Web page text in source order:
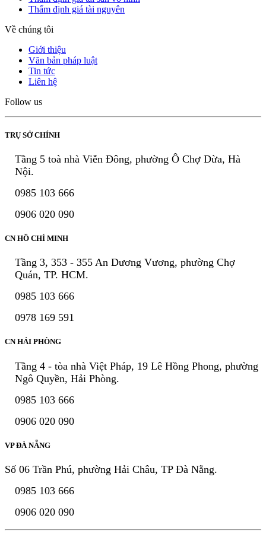
Thẩm định giá tài nguyên
Về chúng tôi
Giới thiệu
Văn bản pháp luật
Tin tức
Liên hệ
Follow us
TRỤ SỞ CHÍNH
Tầng 5 toà nhà Viễn Đông, phường Ô Chợ Dừa, Hà
Nội.
0985 103 666
0906 020 090
CN HỒ CHÍ MINH
Tầng 3, 353 - 355 An Dương Vương, phường Chợ
Quán, TP. HCM.
0985 103 666
0978 169 591
CN HẢI PHÒNG
Tầng 4 - tòa nhà Việt Pháp, 19 Lê Hồng Phong, phường
Ngô Quyền, Hải Phòng.
0985 103 666
0906 020 090
VP ĐÀ NẴNG
Số 06 Trần Phú, phường Hải Châu, TP Đà Nẵng.
0985 103 666
0906 020 090